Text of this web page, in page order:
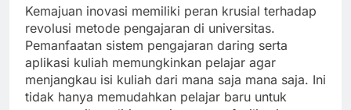
Kemajuan inovasi memiliki peran krusial terhadap
revolusi metode pengajaran di universitas.
Pemanfaatan sistem pengajaran daring serta
aplikasi kuliah memungkinkan pelajar agar
menjangkau isi kuliah dari mana saja mana saja. Ini
tidak hanya memudahkan pelajar baru untuk